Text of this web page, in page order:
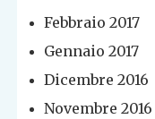
Febbraio 2017
Gennaio 2017
Dicembre 2016
Novembre 2016